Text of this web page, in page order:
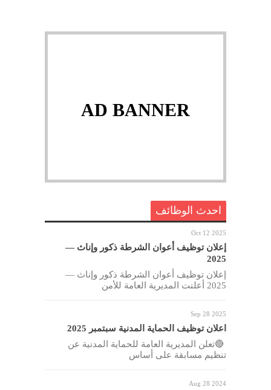
AD BANNER
احدث الوظائف
Oct 12 2025
إعلان توظيف أعوان الشرطة ذكور وإناث —
2025
إعلان توظيف أعوان الشرطة ذكور وإناث —
2025 أعلنت المديرية العامة للأمن
Sep 28 2025
اعلان توظيف الحماية المدنية سبتمبر 2025
🔴تعلن المديرية العامة للحماية المدنية عن
تنظيم مسابقة على أساس
Aug 28 2024